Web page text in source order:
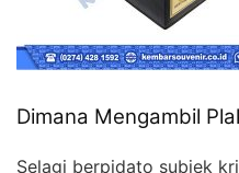
Dimana Mengambil
Selagi berpidato subjek